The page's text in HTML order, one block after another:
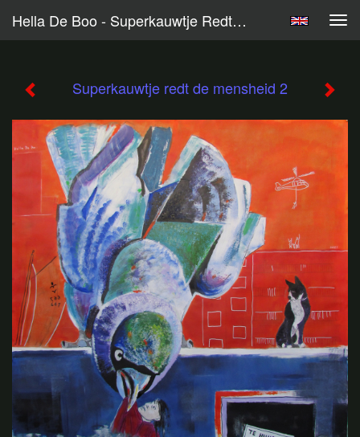
Hella De Boo - Superkauwtje Redt De Mensheid 2
Superkauwtje redt de mensheid 2